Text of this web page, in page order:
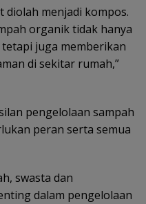
diolah menjadi kompos.
organik tidak hanya
juga memberikan
di sekitar rumah,”
pengelolaan sampah
peran serta semua
swasta dan
dalam pengelolaan